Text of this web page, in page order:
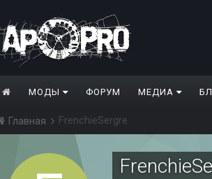
МОДЫ ФОРУМ МЕДИА
Главная FrenchieSergre